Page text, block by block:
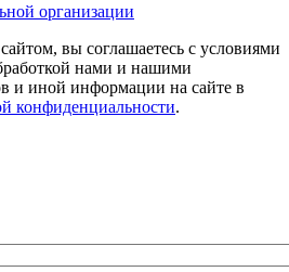
организации
вы соглашаетесь с условиями
нами и нашими
и иной информации на сайте в
конфиденциальности.